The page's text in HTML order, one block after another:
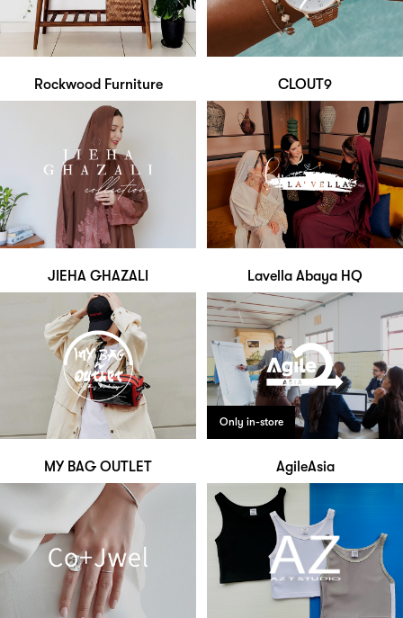
Rockwood Furniture CLOUT9
JIEHA GHAZALI Lavella Abaya HQ
MY BAG OUTLET
Only in-store
AgileAsia